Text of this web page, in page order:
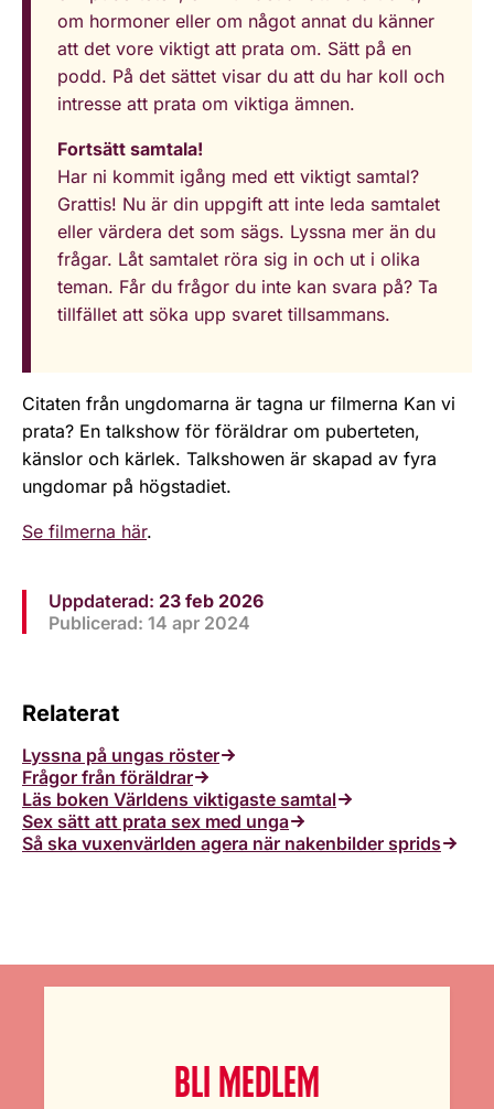
om hormoner eller om något annat du känner
att det vore viktigt att prata om. Sätt på en
podd. På det sättet visar du att du har koll och
intresse att prata om viktiga ämnen.
Fortsätt samtala!
Har ni kommit igång med ett viktigt samtal?
Grattis! Nu är din uppgift att inte leda samtalet
eller värdera det som sägs. Lyssna mer än du
frågar. Låt samtalet röra sig in och ut i olika
teman. Får du frågor du inte kan svara på? Ta
tillfället att söka upp svaret tillsammans.
Citaten från ungdomarna är tagna ur filmerna Kan vi
prata? En talkshow för föräldrar om puberteten,
känslor och kärlek. Talkshowen är skapad av fyra
ungdomar på högstadiet.
Se filmerna här.
Uppdaterad: 23 feb 2026
Publicerad: 14 apr 2024
Relaterat
Lyssna på ungas röster
Frågor från föräldrar
Läs boken Världens viktigaste samtal
Sex sätt att prata sex med unga
Så ska vuxenvärlden agera när nakenbilder sprids
BLI MEDLEM